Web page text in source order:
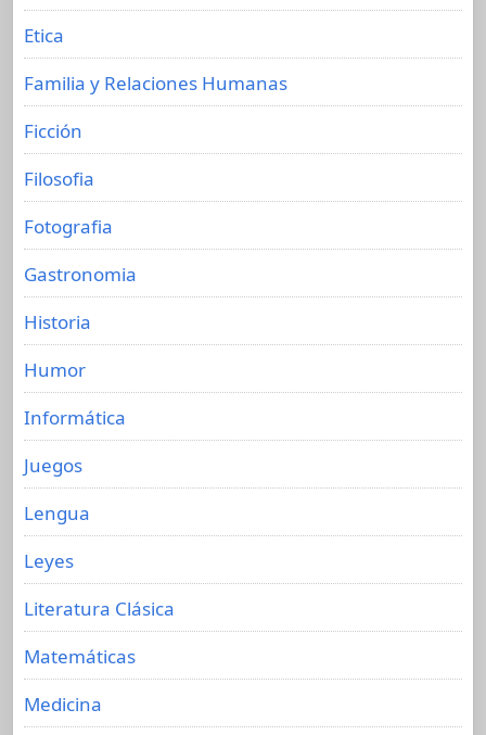
Etica
Familia y Relaciones Humanas
Ficción
Filosofia
Fotografia
Gastronomia
Historia
Humor
Informática
Juegos
Lengua
Leyes
Literatura Clásica
Matemáticas
Medicina